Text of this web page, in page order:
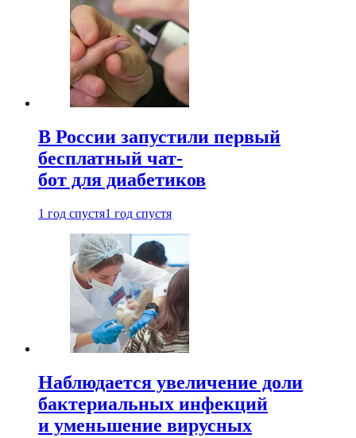
В России запустили первый
бесплатный чат-
бот для диабетиков
1 год спустя1 год спустя
Наблюдается увеличение доли
бактериальных инфекций
и уменьшение вирусных